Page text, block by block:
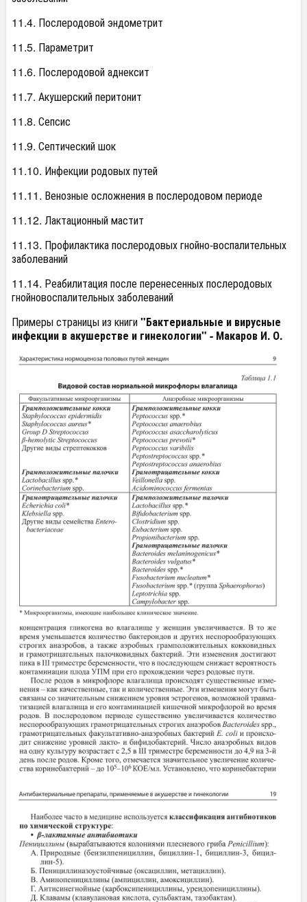
11.4. Послеродовой эндометрит
11.5. Параметрит
11.6. Послеродовой аднексит
11.7. Акушерский перитонит
11.8. Сепсис
11.9. Септический шок
11.10. Инфекции родовых путей
11.11. Венозные осложнения в послеродовом периоде
11.12. Лактационный мастит
11.13. Профилактика послеродовых гнойно-воспалительных
заболеваний
11.14. Реабилитация после перенесенных послеродовых
гнойновоспалительных заболеваний
Примеры страницы из книги"Бактериальные и вирусные
инфекции в акушерстве и гинекологии" - Макаров И. О.